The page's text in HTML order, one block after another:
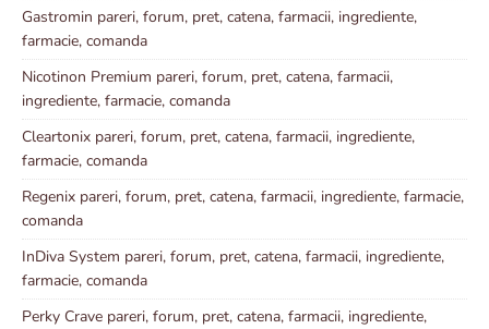
Gastromin pareri, forum, pret, catena, farmacii, ingrediente,
farmacie, comanda
Nicotinon Premium pareri, forum, pret, catena, farmacii,
ingrediente, farmacie, comanda
Cleartonix pareri, forum, pret, catena, farmacii, ingrediente,
farmacie, comanda
Regenix pareri, forum, pret, catena, farmacii, ingrediente, farmacie,
comanda
InDiva System pareri, forum, pret, catena, farmacii, ingrediente,
farmacie, comanda
Perky Crave pareri, forum, pret, catena, farmacii, ingrediente,